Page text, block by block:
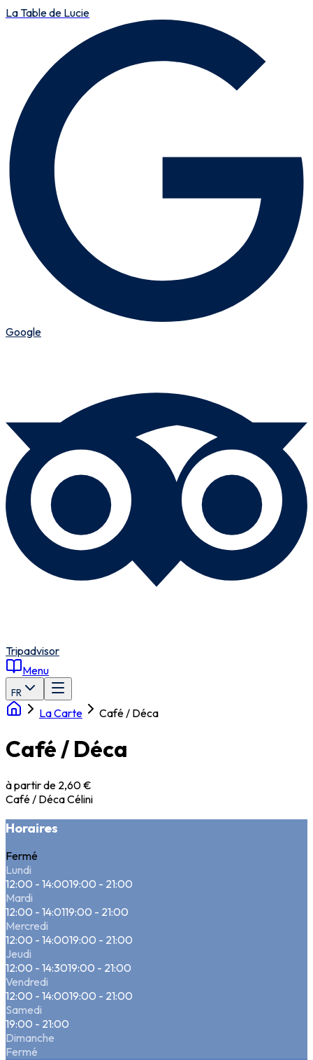
La Table de Lucie
Google
Tripadvisor
Menu
FR
La Carte Café / Déca
Café / Déca
à partir de 2,60 €
Café / Déca Célini
Horaires
Fermé
Lundi
12:00 - 14:0019:00 - 21:00
Mardi
12:00 - 14:0119:00 - 21:00
Mercredi
12:00 - 14:0019:00 - 21:00
Jeudi
12:00 - 14:3019:00 - 21:00
Vendredi
12:00 - 14:0019:00 - 21:00
Samedi
19:00 - 21:00
Dimanche
Fermé